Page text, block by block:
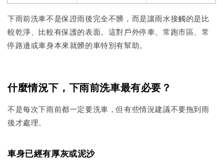
下雨前洗車不是保證雨後完全不髒，而是讓雨水接觸的是比
較乾淨、比較有保護的表面。這對戶外停車、常跑市區、常
停路邊或車身本來就髒的車特別有幫助。
什麼情況下，下雨前洗車最有必要？
不是每次下雨前都一定要洗車，但有些情況建議不要拖到雨
後才處理。
車身已經有厚灰或泥沙